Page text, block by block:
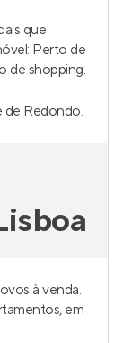
que
Perto de
de shopping.
de Redondo.
à venda.
em